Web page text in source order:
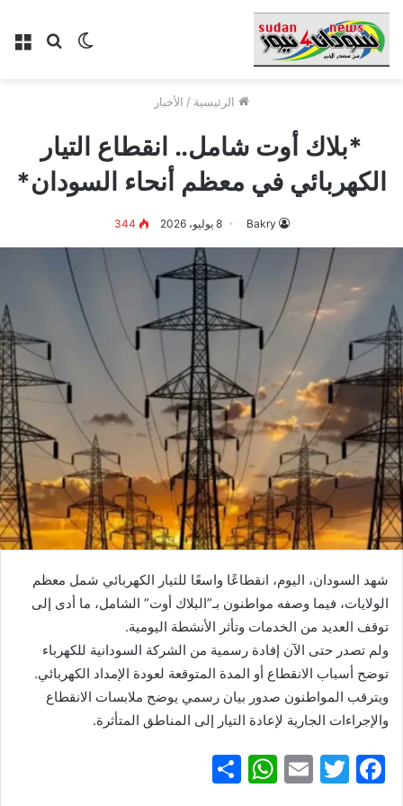
بحث الوضع
الرئيسية / الأخبار
*بلاك أوت شامل.. انقطاع التيار
الكهربائي في معظم أنحاء السودان*
Bakry 8 يوليو، 2026 344
شهد السودان، اليوم، انقطاعًا واسعًا للتيار الكهربائي شمل معظم
الولايات، فيما وصفه مواطنون بـ”البلاك أوت” الشامل، ما أدى إلى
توقف العديد من الخدمات وتأثر الأنشطة اليومية.
ولم تصدر حتى الآن إفادة رسمية من الشركة السودانية للكهرباء
توضح أسباب الانقطاع أو المدة المتوقعة لعودة الإمداد الكهربائي.
ويترقب المواطنون صدور بيان رسمي يوضح ملابسات الانقطاع
والإجراءات الجارية لإعادة التيار إلى المناطق المتأثرة.
F
T
E
W